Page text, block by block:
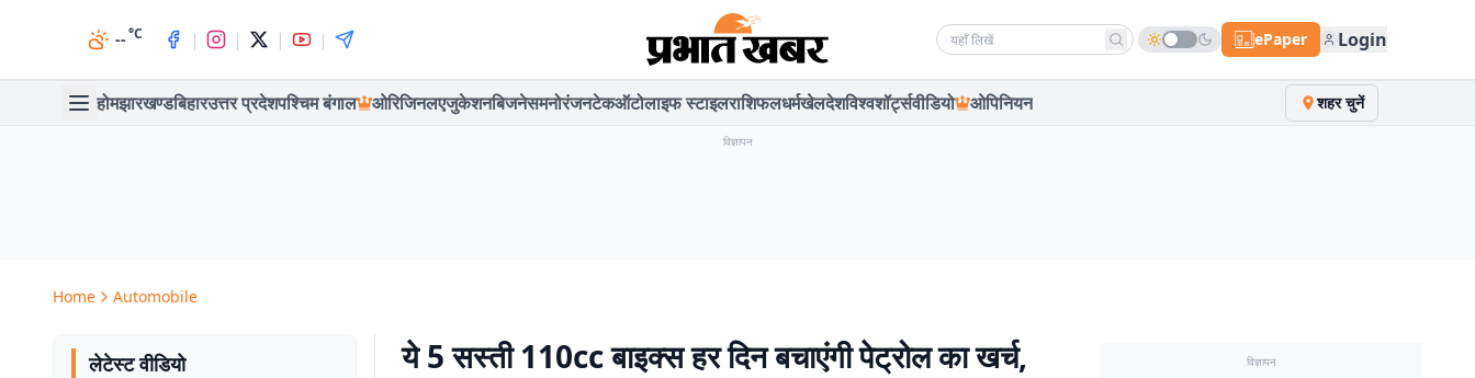
--°C | | | | Search news ePaper Login
होमझारखण्डबिहारउत्तर प्रदेशपश्चिम बंगाल ओरिजिनलएजुकेशनबिजनेसमनोरंजनटेकऑटोलाइफ स्टाइलराशिफलधर्मखेलदेशविश्वशॉर्ट्सवीडियो ओपिनियन शहर चुनें
विज्ञापन
Home Automobile
लेटेस्ट वीडियो
ये 5 सस्ती 110cc बाइक्स हर दिन बचाएंगी पेट्रोल का खर्च,
विज्ञापन